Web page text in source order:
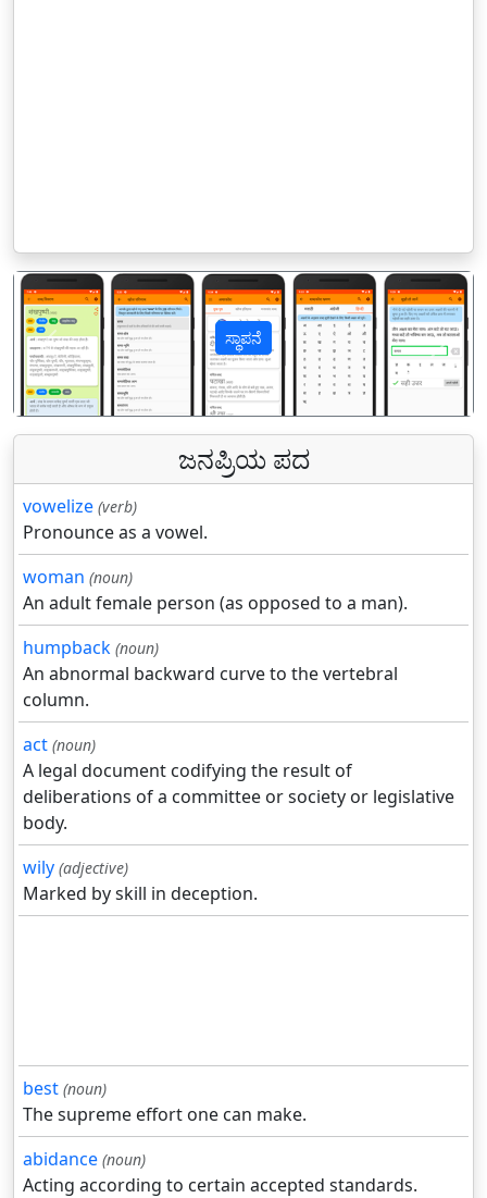
ಸ್ಥಾಪನೆ
पिछला
ಜನಪ್ರಿಯ ಪದ
vowelize (verb)
Pronounce as a vowel.
woman (noun)
An adult female person (as opposed to a man).
humpback (noun)
An abnormal backward curve to the vertebral
column.
act (noun)
A legal document codifying the result of
deliberations of a committee or society or legislative
body.
wily (adjective)
Marked by skill in deception.
best (noun)
The supreme effort one can make.
abidance (noun)
Acting according to certain accepted standards.